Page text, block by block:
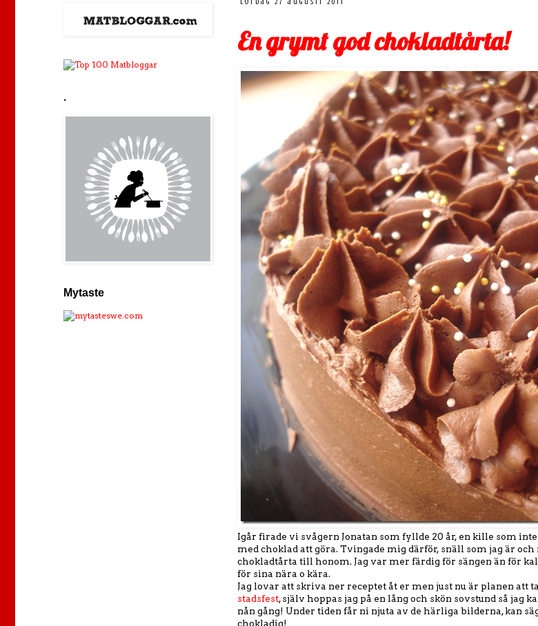
lördag 27 augusti 2011
En grymt god chokladtårta!
Igår firade vi svågern Jonatan som fyllde 20 år, en kille som
med choklad att göra. Tvingade mig därför, snäll som jag är
chokladtårta till honom. Jag var mer färdig för sängen än för
för sina nära o kära.
Jag lovar att skriva ner receptet åt er men just nu är planen att
stadsfest, själv hoppas jag på en lång och skön sovstund så
nån gång! Under tiden får ni njuta av de härliga bilderna, kan
chokladig!
.
Mytaste